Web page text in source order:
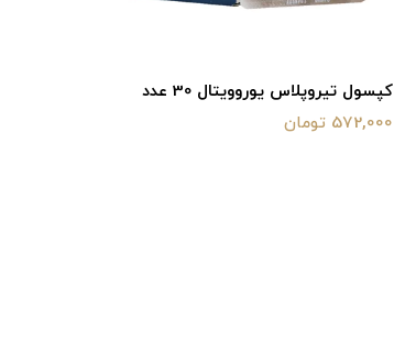
کپسول تیروپلاس یوروویتال 30 عدد
572,000 تومان